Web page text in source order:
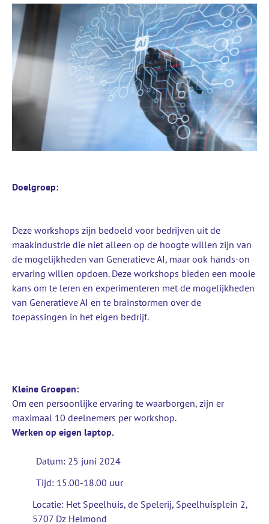
Doelgroep:
Deze workshops zijn bedoeld voor bedrijven uit de
maakindustrie die niet alleen op de hoogte willen zijn van
de mogelijkheden van Generatieve AI, maar ook hands-on
ervaring willen opdoen. Deze workshops bieden een mooie
kans om te leren en experimenteren met de mogelijkheden
van Generatieve AI en te brainstormen over de
toepassingen in het eigen bedrijf.
Kleine Groepen:
Om een persoonlijke ervaring te waarborgen, zijn er
maximaal 10 deelnemers per workshop.
Werken op eigen laptop.
Datum: 25 juni 2024
Tijd: 15.00-18.00 uur
Locatie: Het Speelhuis, de Spelerij, Speelhuisplein 2,
5707 Dz Helmond